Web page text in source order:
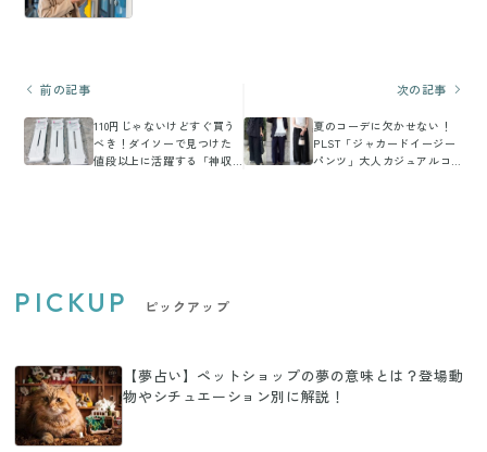
前の記事
110円じゃないけどすぐ買う
べき！ダイソーで見つけた
値段以上に活躍する「神収
次の記事
夏のコーデに欠かせない！
PLST「ジャカードイージー
パンツ」大人カジュアルコ
PICKUP ピックアップ
【夢占い】ペットショップの夢の意味とは？登場動
物やシチュエーション別に解説！